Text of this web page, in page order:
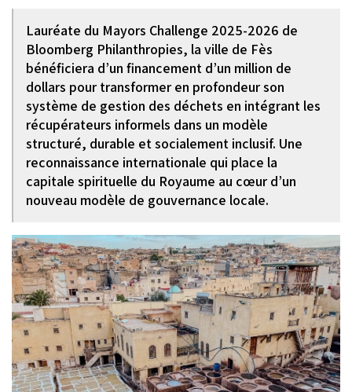
Lauréate du Mayors Challenge 2025-2026 de
Bloomberg Philanthropies, la ville de Fès
bénéficiera d’un financement d’un million de
dollars pour transformer en profondeur son
système de gestion des déchets en intégrant les
récupérateurs informels dans un modèle
structuré, durable et socialement inclusif. Une
reconnaissance internationale qui place la
capitale spirituelle du Royaume au cœur d’un
nouveau modèle de gouvernance locale.